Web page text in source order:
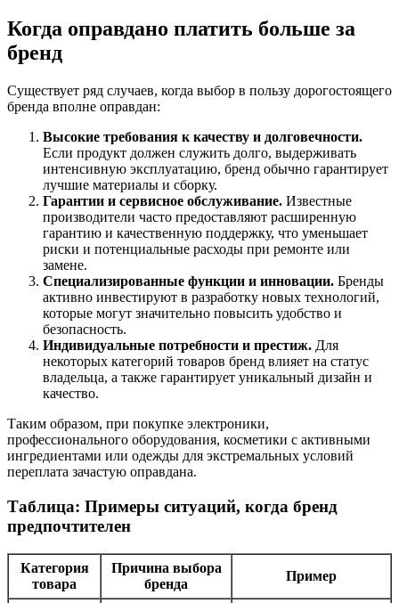
Когда оправдано платить больше за
бренд
Существует ряд случаев, когда выбор в пользу дорогостоящего
бренда вполне оправдан:
Высокие требования к качеству и долговечности.
Если продукт должен служить долго, выдерживать
интенсивную эксплуатацию, бренд обычно гарантирует
лучшие материалы и сборку.
Гарантии и сервисное обслуживание. Известные
производители часто предоставляют расширенную
гарантию и качественную поддержку, что уменьшает
риски и потенциальные расходы при ремонте или
замене.
Специализированные функции и инновации. Бренды
активно инвестируют в разработку новых технологий,
которые могут значительно повысить удобство и
безопасность.
Индивидуальные потребности и престиж. Для
некоторых категорий товаров бренд влияет на статус
владельца, а также гарантирует уникальный дизайн и
качество.
Таким образом, при покупке электроники,
профессионального оборудования, косметики с активными
ингредиентами или одежды для экстремальных условий
переплата зачастую оправдана.
Таблица: Примеры ситуаций, когда бренд
предпочтителен
Категория
товара
Причина выбора
бренда
Пример